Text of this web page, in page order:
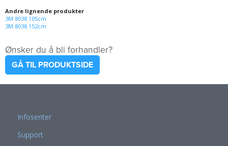
Andre lignende produkter
3M 8038 105cm
3M 8038 152cm
Ønsker du å bli forhandler?
GÅ TIL PRODUKTSIDE
Infosenter
Support